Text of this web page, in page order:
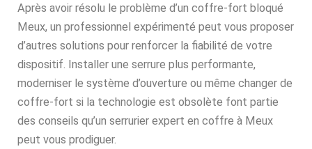
Après avoir résolu le problème d’un coffre-fort bloqué
Meux, un professionnel expérimenté peut vous proposer
d’autres solutions pour renforcer la fiabilité de votre
dispositif. Installer une serrure plus performante,
moderniser le système d’ouverture ou même changer de
coffre-fort si la technologie est obsolète font partie
des conseils qu’un serrurier expert en coffre à Meux
peut vous prodiguer.